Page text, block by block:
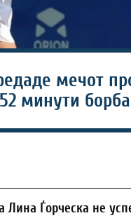
мечот
минути
Лина Ѓорческа не